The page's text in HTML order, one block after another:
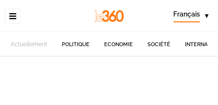
Français ▾
Actuellement POLITIQUE ECONOMIE SOCIÉTÉ